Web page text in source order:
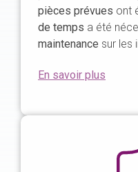
pièces prévues ont
de temps a été
maintenance sur les
En savoir plus